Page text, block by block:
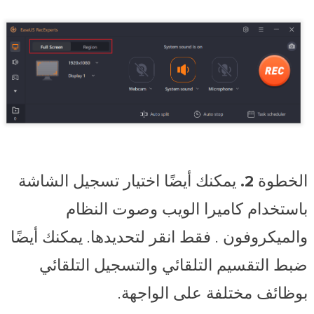
الخطوة 2.
يمكنك أيضًا اختيار تسجيل الشاشة
باستخدام كاميرا الويب وصوت النظام
والميكروفون . فقط انقر لتحديدها. يمكنك أيضًا
ضبط التقسيم التلقائي والتسجيل التلقائي
بوظائف مختلفة على الواجهة.